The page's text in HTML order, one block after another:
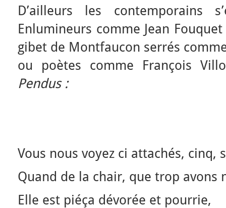
D’ailleurs les contemporains
Enlumineurs comme Jean
gibet de Montfaucon serrés
ou poètes comme François
Pendus :
Vous nous voyez ci attachés, cinq,
Quand de la chair, que trop avons
Elle est piéça dévorée et pourrie,